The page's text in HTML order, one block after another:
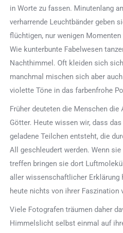
in Worte zu fassen. Minutenlang
verharrende Leuchtbänder geben
flüchtigen, nur wenigen
Wie kunterbunte Fabelwesen
Nachthimmel. Oft kleiden sich
manchmal mischen sich aber
violette Töne in das farbenfrohe
Früher deuteten die Menschen
Götter. Heute wissen wir, dass
geladene Teilchen entsteht, die
All geschleudert werden. Wenn
treffen bringen sie dort
aller wissenschaftlicher Erklärung
heute nichts von ihrer Faszination
Viele Fotografen träumen daher
Himmelslicht selbst einmal auf